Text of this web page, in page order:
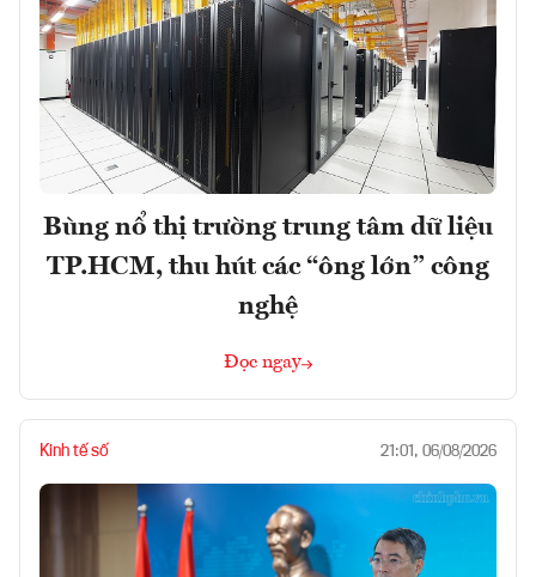
Bùng nổ thị trường trung tâm dữ liệu
TP.HCM, thu hút các “ông lớn” công
nghệ
Đọc ngay
Kinh tế số 21:01, 06/08/2026